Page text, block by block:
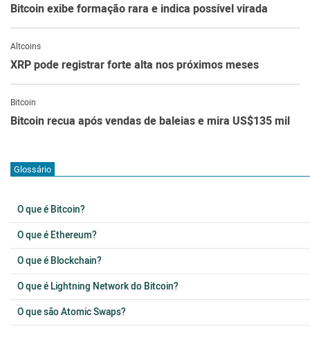
Bitcoin exibe formação rara e indica possível virada
Altcoins
XRP pode registrar forte alta nos próximos meses
Bitcoin
Bitcoin recua após vendas de baleias e mira US$135 mil
Glossário
O que é Bitcoin?
O que é Ethereum?
O que é Blockchain?
O que é Lightning Network do Bitcoin?
O que são Atomic Swaps?